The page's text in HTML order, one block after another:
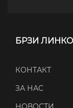
БРЗИ
КОНТАКТ
ЗА НАС